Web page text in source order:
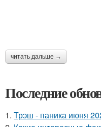
читать дальше →
Последние
1. Трэш - паника июня